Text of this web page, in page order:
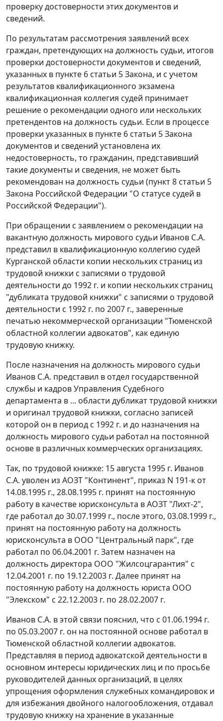
проверку достоверности этих документов и
сведений.
По результатам рассмотрения заявлений всех
граждан, претендующих на должность судьи, итогов
проверки достоверности документов и сведений,
указанных в пункте 6 статьи 5Закона, и с учетом
результатов квалификационного экзамена
квалификационная коллегия судей принимает
решение о рекомендации одного или нескольких
претендентов на должность судьи. Если в процессе
проверки указанных в пункте 6 статьи 5 Закона
документов и сведений установлена их
недостоверность, то гражданин, представивший
такие документы и сведения, не может быть
рекомендован на должность судьи (пункт 8 статьи 5
Закона Российской Федерации "О статусе судей в
Российской Федерации").
При обращении с заявлением о рекомендации на
вакантную должность мирового судьи Иванов С.А.
представил в квалификационную коллегию судей
Курганской области копии нескольких страниц из
трудовой книжки с записями о трудовой
деятельности до 1992 г. и копии нескольких страниц
"дубликата трудовой книжки" с записями о трудовой
деятельности с 1992 г. по 2007 г., заверенные
печатью некоммерческой организации "Тюменской
областной коллегии адвокатов", как единую
трудовую книжку.
После назначения на должность мирового судьи
Иванов С.А. представил в отдел государственной
службы и кадров Управления Судебного
департамента в ... области дубликат трудовой книжки
и оригинал трудовой книжки, согласно записей
которой он в период с 1992 г. и до назначения на
должность мирового судьи работал на постоянной
основе в различных коммерческих организациях.
Так, по трудовой книжке: 15 августа 1995 г. Иванов
С.А. уволен из АОЗТ "Континент", приказ N 191-к от
14.08.1995 г., 28.08.1995 г. принят на постоянную
работу в качестве юрисконсульта в АОЗТ "Лихт-2",
где работал до 30.07.1999 г., после этого, 03.08.1999 г.,
принят на постоянную работу на должность
юрисконсульта в ООО "Центральный парк", где
работал по 06.04.2001 г. Затем назначен на
должность директора ООО "Жилсоцгарантия" с
12.04.2001 г. по 19.12.2003 г. Далее принят на
постоянную работу на должность юриста ООО
"Элекском" с 22.12.2003 г. по 28.02.2007 г.
Иванов С.А. в этой связи пояснил, что с 01.06.1994 г.
по 05.03.2007 г. он на постоянной основе работал в
Тюменской областной коллегии адвокатов.
Представляя в период адвокатской деятельности в
основном интересы юридических лиц и по просьбе
руководителей данных организаций, в целях
упрощения оформления служебных командировок и
для избежания двойного налогообложения, отдавал
трудовую книжку на хранение в указанные